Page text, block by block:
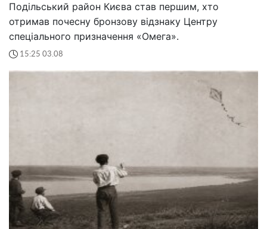
Подільський район Києва став першим, хто
отримав почесну бронзову відзнаку Центру
спеціального призначення «Омега».
15:25 03.08